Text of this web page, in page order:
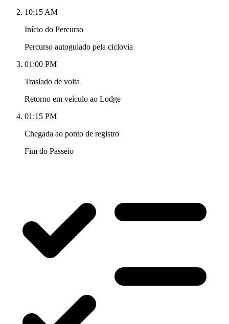
10:15 AM
Início do Percurso
Percurso autoguiado pela ciclovia
01:00 PM
Traslado de volta
Retorno em veículo ao Lodge
01:15 PM
Chegada ao ponto de registro
Fim do Passeio